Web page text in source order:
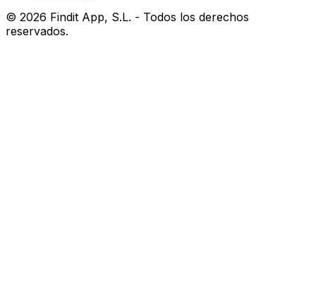
© 2026 Findit App, S.L. - Todos los derechos
reservados.